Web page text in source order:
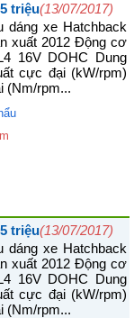
triệu(13/07/2017)
dáng xe Hatchback
xuất 2012 Động cơ
16V DOHC Dung
cực đại (kW/rpm)
(Nm/rpm...
triệu(13/07/2017)
dáng xe Hatchback
xuất 2012 Động cơ
16V DOHC Dung
cực đại (kW/rpm)
(Nm/rpm...